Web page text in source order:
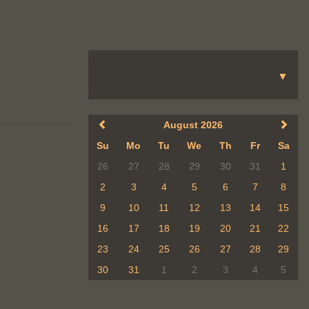
August 2026
Su
Mo Tu We Th Fr
Sa
26
27 28 29 30 31
1
2
3 4 5 6 7
8
9
10 11 12 13 14
15
16
17 18 19 20 21
22
23
24 25 26 27 28
29
30
31 1 2 3 4 5